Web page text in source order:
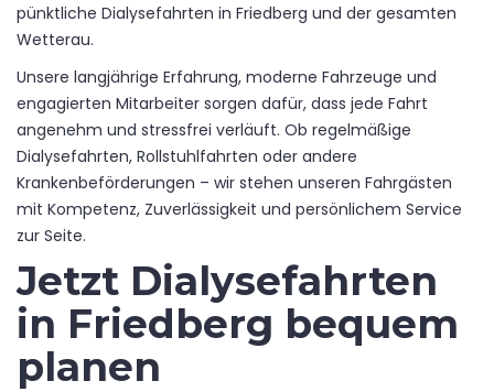
pünktliche Dialysefahrten in Friedberg und der gesamten
Wetterau.
Unsere langjährige Erfahrung, moderne Fahrzeuge und
engagierten Mitarbeiter sorgen dafür, dass jede Fahrt
angenehm und stressfrei verläuft. Ob regelmäßige
Dialysefahrten, Rollstuhlfahrten oder andere
Krankenbeförderungen – wir stehen unseren Fahrgästen
mit Kompetenz, Zuverlässigkeit und persönlichem Service
zur Seite.
Jetzt Dialysefahrten
in Friedberg bequem
planen